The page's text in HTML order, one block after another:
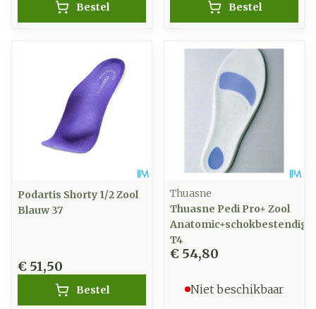
Bestel Bestel
Podartis Shorty 1/2 Zool
Blauw 37
€ 51,50
Bestel
Thuasne
Thuasne Pedi Pro+ Zool
Anatomic+schokbestendig
T4
€ 54,80
Niet beschikbaar